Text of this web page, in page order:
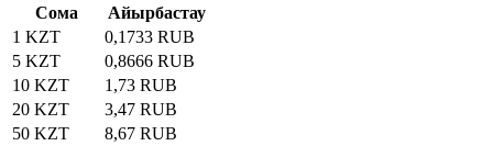
Сома
Айырбастау
1 KZT
0,1733 RUB
5 KZT
0,8666 RUB
10 KZT
1,73 RUB
20 KZT
3,47 RUB
50 KZT
8,67 RUB